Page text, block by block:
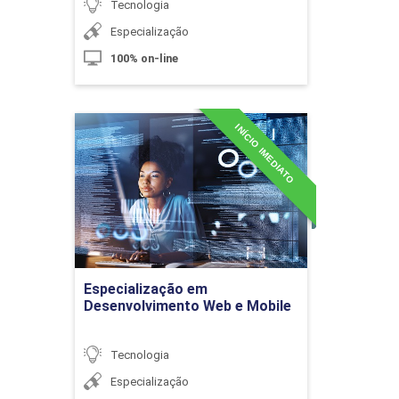
Visualização de Dados em Big Data
10h
Introdução a Hadoop
10h
Tecnologia
Especialização
100% on-line
Especialização em
Desenvolvimento Web e Mobile
INÍCIO IMEDIATO
Tecnologia
Especialização
Especialização em
Desenvolvimento Web e
Mobile
Detalhes do curso